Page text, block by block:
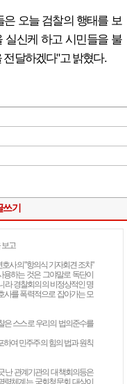
은 오늘 검찰의 행태를 보
실신케 하고 시민들을 불
달하겠다"고 밝혔다.
쓰기
보고
사의 "항의식 기자회견 조차"
하는 것은 그야말로 독단이
라 경찰회의의 비정상적인 명
사를 폭력적으로 잡아가는 모
은 스스로 우리의 법의준수를
여 민주주의 힘의 법과 원칙
난 관계기관의 대책회의등은
체계는 국회청문회 대상이